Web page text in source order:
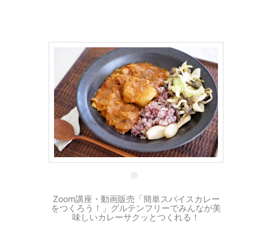
31 5月
Zoom講座・動画販売「簡単スパイスカレー
をつくろう！」グルテンフリーでみんなが美
味しいカレーサクッとつくれる！